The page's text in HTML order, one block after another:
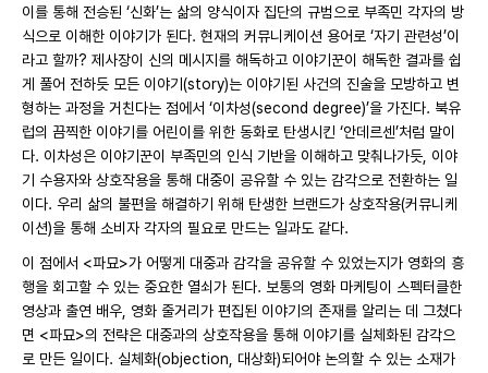
이를 통해 전승된 ‘신화’는 삶의 양식이자 집단의 규범으로 부족민 각자의 방
식으로 이해한 이야기가 된다. 현재의 커뮤니케이션 용어로 ‘자기 관련성’이
라고 할까? 제사장이 신의 메시지를 해독하고 이야기꾼이 해독한 결과를 쉽
게 풀어 전하듯 모든 이야기(story)는 이야기된 사건의 진술을 모방하고 변
형하는 과정을 거친다는 점에서 ‘이차성(second degree)’을 가진다. 북유
럽의 끔찍한 이야기를 어린이를 위한 동화로 탄생시킨 ‘안데르센’처럼 말이
다. 이차성은 이야기꾼이 부족민의 인식 기반을 이해하고 맞춰나가듯, 이야
기 수용자와 상호작용을 통해 대중이 공유할 수 있는 감각으로 전환하는 일
이다. 우리 삶의 불편을 해결하기 위해 탄생한 브랜드가 상호작용(커뮤니케
이션)을 통해 소비자 각자의 필요로 만드는 일과도 같다.
이 점에서 <파묘>가 어떻게 대중과 감각을 공유할 수 있었는지가 영화의 흥
행을 회고할 수 있는 중요한 열쇠가 된다. 보통의 영화 마케팅이 스펙터클한
영상과 출연 배우, 영화 줄거리가 편집된 이야기의 존재를 알리는 데 그쳤다
면 <파묘>의 전략은 대중과의 상호작용을 통해 이야기를 실체화된 감각으
로 만든 일이다. 실체화(objection, 대상화)되어야 논의할 수 있는 소재가